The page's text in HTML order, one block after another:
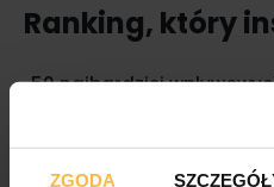
ZGODA
Ranking, który
„50 najbardziej
publikowany od ponad
magazynu Home &